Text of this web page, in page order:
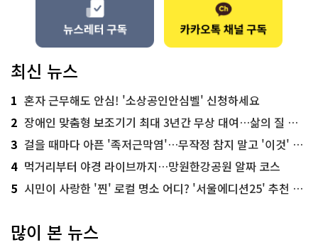
최신 뉴스
1 혼자 근무해도 안심! '소상공인안심벨' 신청하세요
2 장애인 맞춤형 보조기기 최대 3년간 무상 대여…삶의 질 높인다
3 걸을 때마다 아픈 '족저근막염'…무작정 참지 말고 '이것' 해보세요!
4 먹거리부터 야경 라이브까지…망원한강공원 알짜 코스
5 시민이 사랑한 '찐' 로컬 명소 어디? '서울에디션25' 추천 코스
많이 본 뉴스